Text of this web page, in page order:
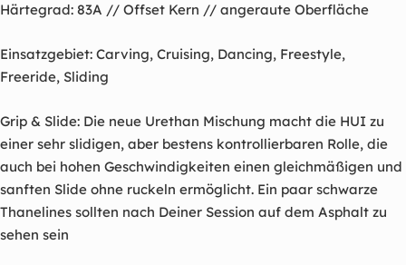
Härtegrad: 83A // Offset Kern // angeraute Oberfläche
Einsatzgebiet: Carving, Cruising, Dancing, Freestyle,
Freeride, Sliding
Grip & Slide: Die neue Urethan Mischung macht die HUI zu
einer sehr slidigen, aber bestens kontrollierbaren Rolle, die
auch bei hohen Geschwindigkeiten einen gleichmäßigen und
sanften Slide ohne ruckeln ermöglicht. Ein paar schwarze
Thanelines sollten nach Deiner Session auf dem Asphalt zu
sehen sein